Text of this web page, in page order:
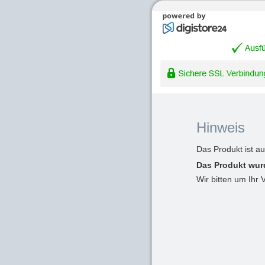
Hinweis
Das Produkt ist
Das Produkt
Wir bitten um Ihr